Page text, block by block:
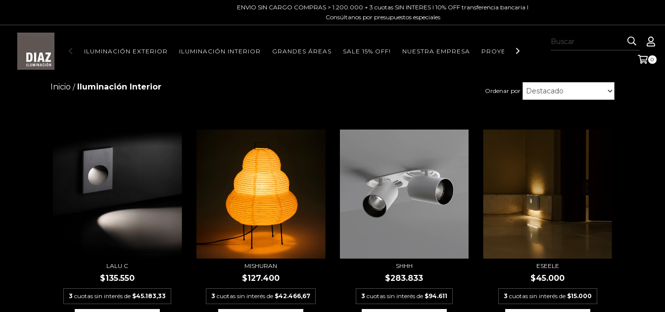
ENVIO SIN CARGO COMPRAS > 1.200.000 + 3 cuotas SIN INTERES I 10% OFF transferencia bancaria I
Consúltanos por presupuestos especiales
ILUMINACIÓN EXTERIOR ILUMINACIÓN INTERIOR GRANDES ÁREAS SALE 15% OFF! NUESTRA EMPRESA PROYECTOS Y NOTAS DE INTERÉS CONTACTO
0
Inicio / Iluminación Interior Ordenar por
LALU C
$135.550
3 cuotas sin interés de $45.183,33
MISHURAN
$127.400
3 cuotas sin interés de $42.466,67
SHHH
$283.833
3 cuotas sin interés de $94.611
ESEELE
$45.000
3 cuotas sin interés de $15.000